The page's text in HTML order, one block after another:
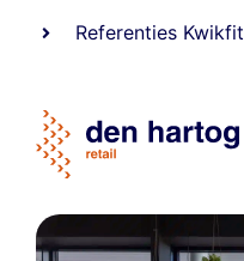
Referenties Kwikfit